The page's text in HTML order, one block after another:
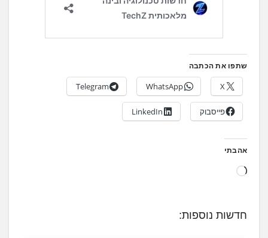
שתפו את הכתבה
X
WhatsApp
Telegram
פייסבוק LinkedIn
אהבתי
ט
חדשות נוספות: